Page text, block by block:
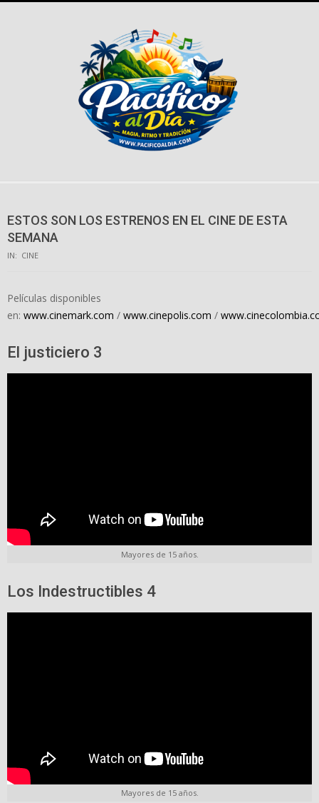
ESTOS SON LOS ESTRENOS EN EL CINE DE ESTA
SEMANA
IN: CINE
Películas disponibles
en: www.cinemark.com / www.cinepolis.com /
El justiciero 3
Mayores de 15 años.
Los Indestructibles 4
Mayores de 15 años.